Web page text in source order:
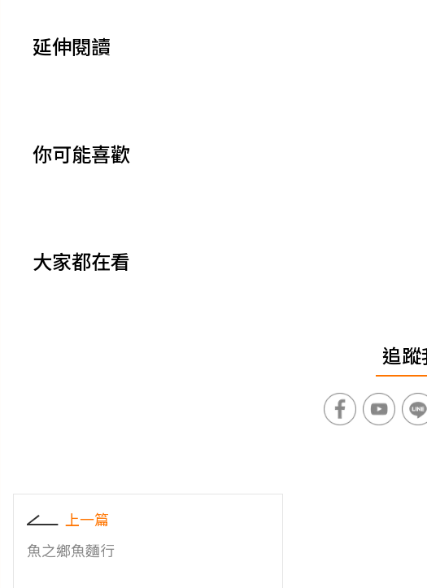
延伸閱讀
你可能喜歡
大家都在看
追蹤
上一篇
魚之鄉魚麵行